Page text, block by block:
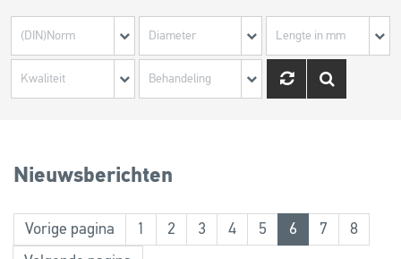
Nieuwsberichten
Vorige pagina 1 2 3 4 5 6 7
8